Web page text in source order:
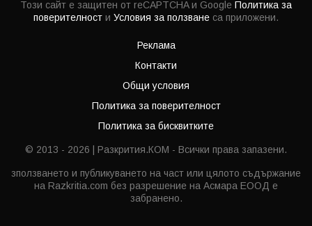
Този сайт е защитен от reCAPTCHA и Google Политика за
поверителност и Условия за ползване са приложени.
Реклама
Контакти
Общи условия
Политика за поверителност
Политика за бисквитките
© 2013 - 2026 | Разкрития.КОМ - Всички права запазени.
зползването и публикуването на част или цялото съдържание
на Razkritia.com без разрешение на Асмара ЕООД е
забранено.